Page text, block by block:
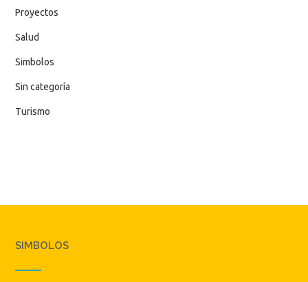
Proyectos
Salud
Simbolos
Sin categoría
Turismo
SIMBOLOS